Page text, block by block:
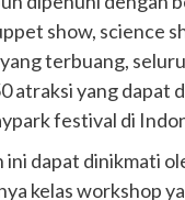
show, science
terbuang,
atraksi yang dapat
festival di
ini dapat dinikmati
kelas workshop